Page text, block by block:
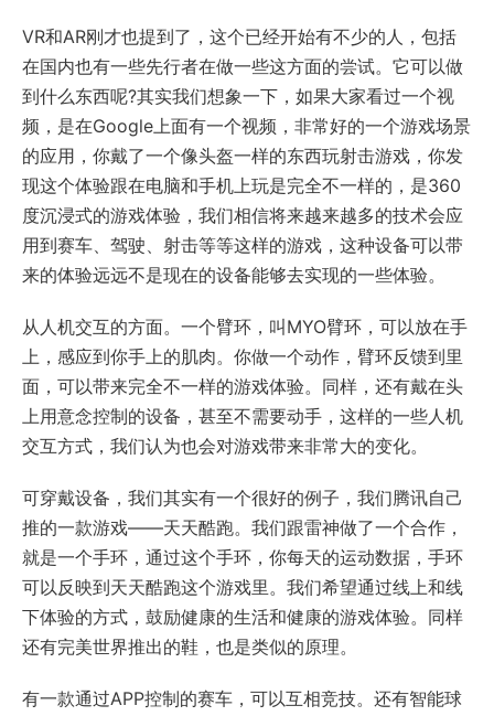
VR和AR刚才也提到了，这个已经开始有不少的人，包括
在国内也有一些先行者在做一些这方面的尝试。它可以做
到什么东西呢?其实我们想象一下，如果大家看过一个视
频，是在Google上面有一个视频，非常好的一个游戏场景
的应用，你戴了一个像头盔一样的东西玩射击游戏，你发
现这个体验跟在电脑和手机上玩是完全不一样的，是360
度沉浸式的游戏体验，我们相信将来越来越多的技术会应
用到赛车、驾驶、射击等等这样的游戏，这种设备可以带
来的体验远远不是现在的设备能够去实现的一些体验。
从人机交互的方面。一个臂环，叫MYO臂环，可以放在手
上，感应到你手上的肌肉。你做一个动作，臂环反馈到里
面，可以带来完全不一样的游戏体验。同样，还有戴在头
上用意念控制的设备，甚至不需要动手，这样的一些人机
交互方式，我们认为也会对游戏带来非常大的变化。
可穿戴设备，我们其实有一个很好的例子，我们腾讯自己
推的一款游戏——天天酷跑。我们跟雷神做了一个合作，
就是一个手环，通过这个手环，你每天的运动数据，手环
可以反映到天天酷跑这个游戏里。我们希望通过线上和线
下体验的方式，鼓励健康的生活和健康的游戏体验。同样
还有完美世界推出的鞋，也是类似的原理。
有一款通过APP控制的赛车，可以互相竞技。还有智能球